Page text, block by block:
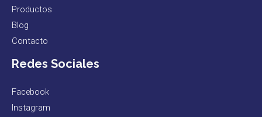
Productos
Blog
Contacto
Redes Sociales
Facebook
Instagram